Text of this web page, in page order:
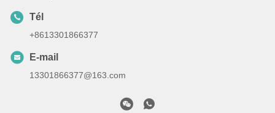
Tél
+8613301866377
E-mail
13301866377@163.com